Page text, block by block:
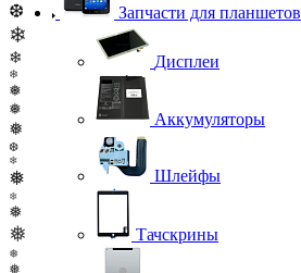
❆
❄
❄
❄
❅
❅
❅
❆
❄
❅
❄
❅
❅
❅
❅
Запчасти для планшетов
Дисплеи
Аккумуляторы
Шлейфы
Тачскрины